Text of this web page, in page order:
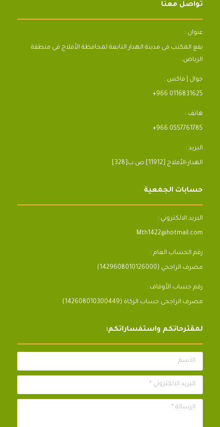
تواصل معنا
عنوان :
يقع المكتب فى مدينة الهدار التابعة لمحافظة الأفلاج فى منطقة
الرياض.
جوال | فاكس :
+966 0116831625
هاتف :
+966 0557761785
البريد :
[328]الهدار-الأفلاج [11912] ص.ب
حسابات الجمعية
البريد الالكتروني :
Mth1422@hotmail.com
رقم الحساب العام :
مصرف الراجحي (1429608010126000)
رقم حساب الأوقاف :
مصرف الراجحى حساب الزكاة (142608010300449)
لمقترحاتكم واستفساراتكم:
الاسم
البريد الالكتروني *
الرسالة *